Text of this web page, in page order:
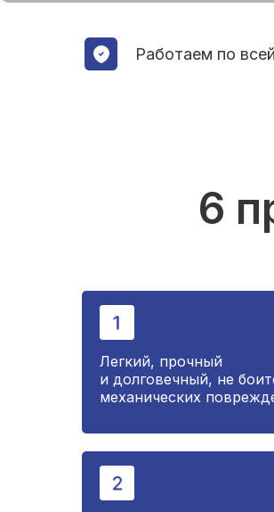
Работаем по
6
Легкий, прочный
и долговечный, не
механических